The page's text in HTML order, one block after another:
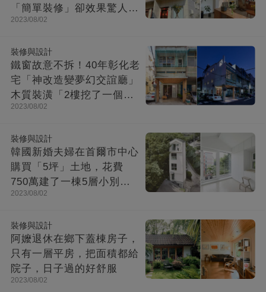
「簡單裝修」卻效果驚人：
一進屋就療愈了
2023/08/02
裝修與設計
鐵窗故意不拆！40年彰化老
宅「神改造變夢幻交誼廳」
木質裝潢「2樓挖了一個大
洞」走上樓美翻
2023/08/02
裝修與設計
韓國新婚夫婦在首爾市中心
購買「5坪」土地，花費
750萬建了一棟5層小別
墅：小房子卻幸福感爆棚
2023/08/02
裝修與設計
阿嬤退休在鄉下蓋棟房子，
只有一層平房，把面積都給
院子，日子過的好舒服
2023/08/02